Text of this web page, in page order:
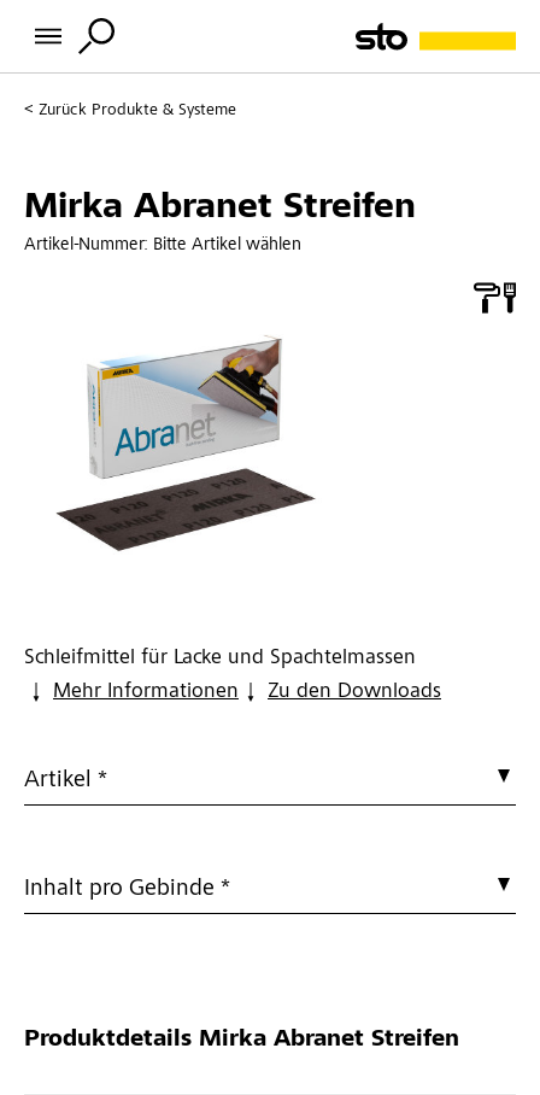
Zurück Produkte & Systeme
Mirka Abranet Streifen
Artikel-Nummer: Bitte Artikel wählen
Schleifmittel für Lacke und Spachtelmassen
Mehr Informationen
Zu den Downloads
Artikel *
Inhalt pro Gebinde *
Produktdetails Mirka Abranet Streifen